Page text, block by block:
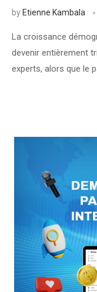
by Etienne Kambala
La croissance
devenir entièrement
experts, alors que le